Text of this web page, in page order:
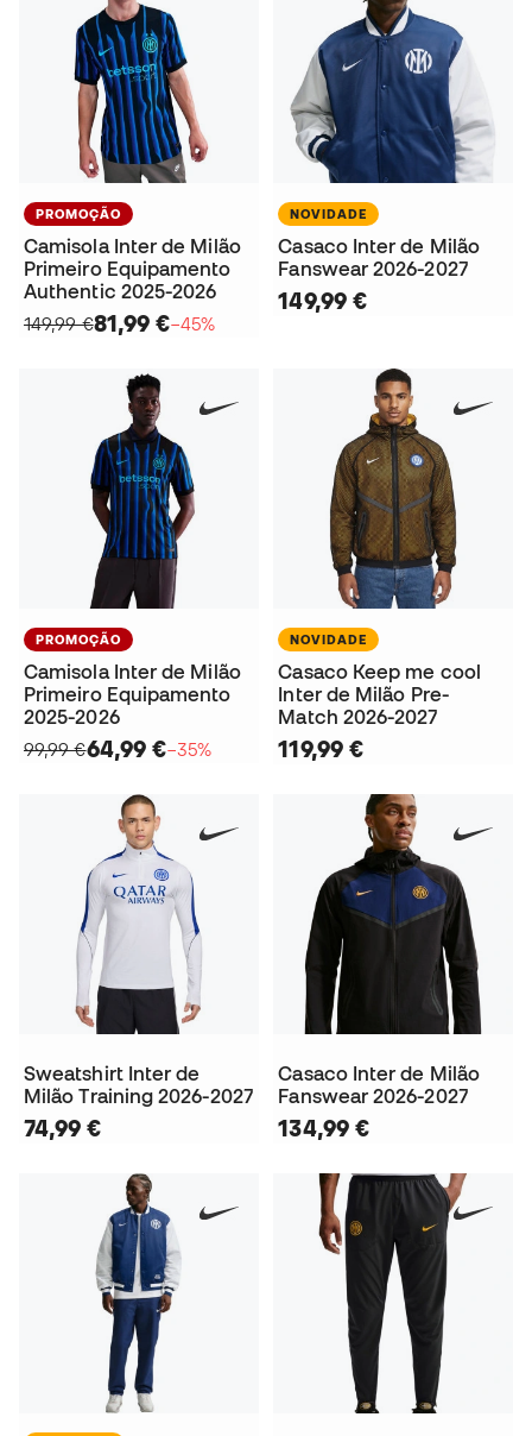
PROMOÇÃO
Camisola Inter de Milão
Primeiro Equipamento
Authentic 2025-2026
149,99 €81,99 €−45%
NOVIDADE
Casaco Inter de Milão
Fanswear 2026-2027
149,99 €
PROMOÇÃO
Camisola Inter de Milão
Primeiro Equipamento
2025-2026
99,99 €64,99 €−35%
NOVIDADE
Casaco Keep me cool
Inter de Milão Pre-
Match 2026-2027
119,99 €
Sweatshirt Inter de
Milão Training 2026-2027
74,99 €
Casaco Inter de Milão
Fanswear 2026-2027
134,99 €